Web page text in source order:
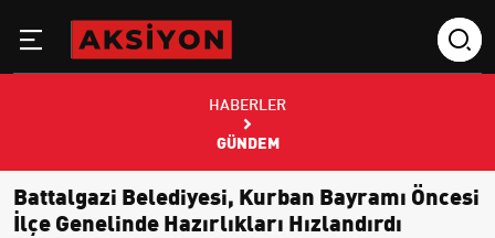
HABERLER
GÜNDEM
Battalgazi Belediyesi, Kurban Bayramı Öncesi
İlçe Genelinde Hazırlıkları Hızlandırdı